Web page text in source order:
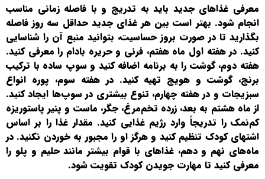
معرفی غذاهای جدید باید به تدریج و با فاصله زمانی مناسب
انجام شود. بهتر است بین هر غذای جدید حداقل سه روز فاصله
بگذارید تا در صورت بروز حساسیت، بتوانید منبع آن را شناسایی
کنید. در هفته اول ماه هفتم، فرنی و حریره بادام را معرفی کنید.
هفته دوم، گوشت را به برنامه اضافه کنید و سوپ ساده با ترکیب
برنج، گوشت و هویج تهیه کنید. در هفته سوم، پوره انواع
سبزیجات و در هفته چهارم، تنوع بیشتری در سوپ‌ها ایجاد کنید.
از ماه هشتم به بعد، زرده تخم‌مرغ، جگر، ماست و پنیر پاستوریزه
کم‌نمک را تدریجاً وارد رژیم غذایی کنید. مقدار غذا را بر اساس
اشتهای کودک تنظیم کنید و هرگز او را مجبور به خوردن نکنید. در
ماه‌های نهم و دهم، غذاهای با قوام بیشتر مانند حلیم و پلو را
معرفی کنید تا مهارت جویدن کودک تقویت شود.